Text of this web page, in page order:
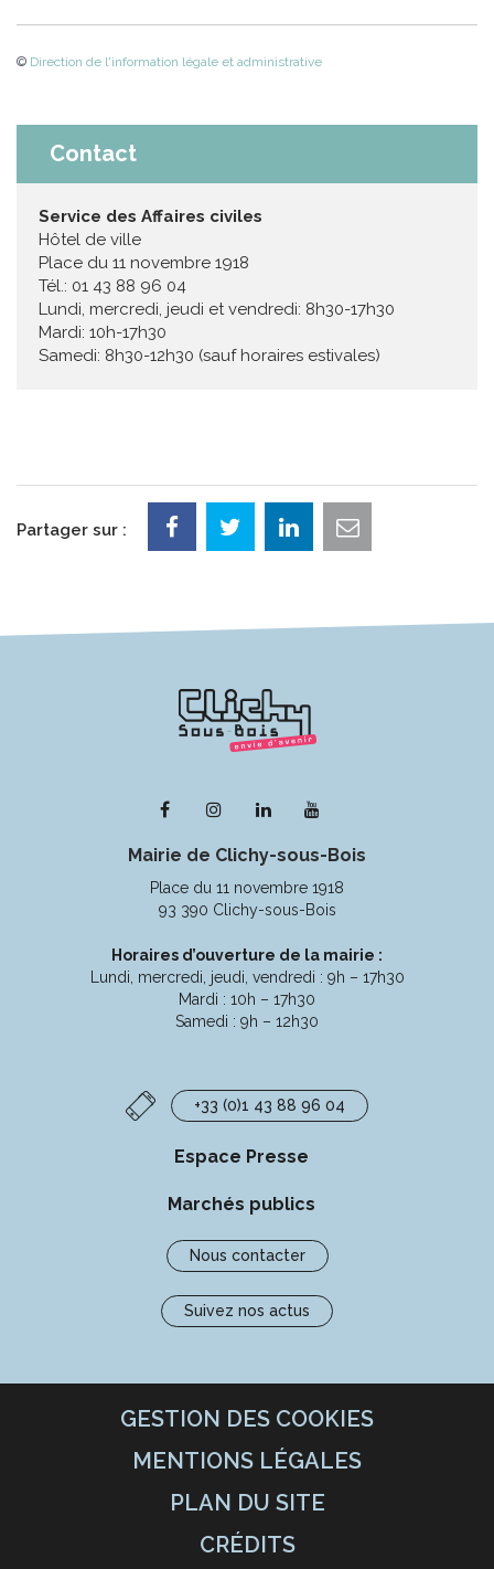
© Direction de l'information légale et administrative
Contact
Service des Affaires civiles
Hôtel de ville
Place du 11 novembre 1918
Tél.: 01 43 88 96 04
Lundi, mercredi, jeudi et vendredi: 8h30-17h30
Mardi: 10h-17h30
Samedi: 8h30-12h30 (sauf horaires estivales)
Partager sur :
Lien
le
compte
Facebook
Lien
le
compte
Instagram
Lien
le
compte
Linkedin
la
chaîne
Youtube
Mairie de Clichy-sous-Bois
Place du 11 novembre 1918
93 390 Clichy-sous-Bois
Horaires d’ouverture de la mairie :
Lundi, mercredi, jeudi, vendredi : 9h – 17h30
Mardi : 10h – 17h30
Samedi : 9h – 12h30
+33 (0)1 43 88 96 04
Espace Presse
Marchés publics
Nous contacter
Suivez nos actus
GESTION DES COOKIES
MENTIONS LÉGALES
PLAN DU SITE
CRÉDITS